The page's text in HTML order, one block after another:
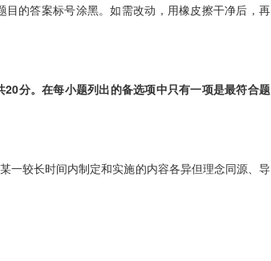
的答案标号涂黑。如需改动，用橡皮擦干净后，再
分。在每小题列出的备选项中只有一项是最符合题
较长时间内制定和实施的内容各异但理念同源、导